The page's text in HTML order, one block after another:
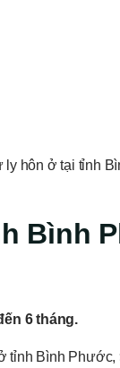
hôn ở tại tỉnh
Bình
6 tháng.
tỉnh Bình Phước,